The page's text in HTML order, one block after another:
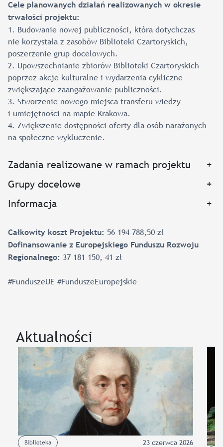
Cele planowanych działań realizowanych w okresie
trwałości projektu:
1. Budowanie nowej publiczności, która dotychczas
nie korzystała z zasobów Biblioteki Czartoryskich,
poszerzenie grup docelowych.
2. Upowszechnianie zbiorów Biblioteki Czartoryskich
poprzez akcje kulturalne i wydarzenia cykliczne
zwiększające zaangażowanie publiczności.
3. Stworzenie nowego miejsca transferu wiedzy
i umiejętności na mapie Krakowa.
4. Zwiększenie dostępności oferty dla osób narażonych
na społeczne wykluczenie.
Zadania realizowane w ramach projektu
+
Grupy docelowe
+
Informacja
+
Całkowity koszt Projektu: 56 194 788,50 zł
Dofinansowanie z Europejskiego Funduszu Rozwoju
Regionalnego: 37 181 150, 41 zł
#FunduszeUE #FunduszeEuropejskie
Aktualności
Biblioteka 23 czerwca 2026